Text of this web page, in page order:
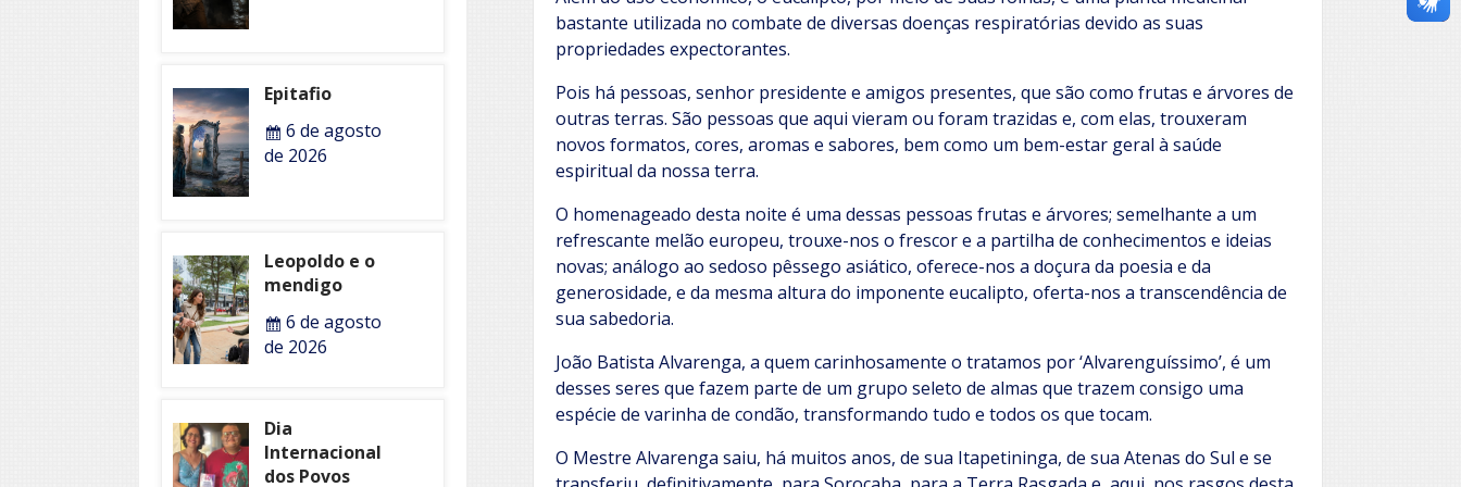
bastante utilizada no combate de diversas doenças respiratórias devido as suas
propriedades expectorantes.
Pois há pessoas, senhor presidente e amigos presentes, que são como frutas e árvores de
outras terras. São pessoas que aqui vieram ou foram trazidas e, com elas, trouxeram
novos formatos, cores, aromas e sabores, bem como um bem-estar geral à saúde
espiritual da nossa terra.
O homenageado desta noite é uma dessas pessoas frutas e árvores; semelhante a um
refrescante melão europeu, trouxe-nos o frescor e a partilha de conhecimentos e ideias
novas; análogo ao sedoso pêssego asiático, oferece-nos a doçura da poesia e da
generosidade, e da mesma altura do imponente eucalipto, oferta-nos a transcendência de
sua sabedoria.
João Batista Alvarenga, a quem carinhosamente o tratamos por ‘Alvarenguíssimo’, é um
desses seres que fazem parte de um grupo seleto de almas que trazem consigo uma
espécie de varinha de condão, transformando tudo e todos os que tocam.
O Mestre Alvarenga saiu, há muitos anos, de sua Itapetininga, de sua Atenas do Sul e se
Epitafio
6 de agosto
de 2026
Leopoldo e o
mendigo
6 de agosto
de 2026
Dia
Internacional
dos Povos